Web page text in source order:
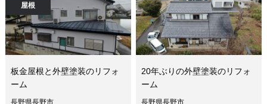
屋根
板金屋根と外壁塗装のリフォ
ーム
長野県長野市
20年ぶりの外壁塗装のリフォ
ーム
長野県長野市